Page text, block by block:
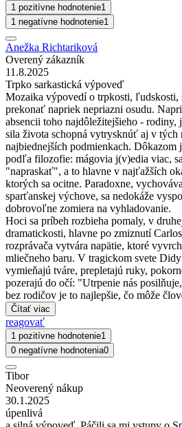
1 pozitívne hodnotenie1
1 negatívne hodnotenie1
Anežka Richtariková
Overený zákazník
11.8.2025
Trpko sarkastická výpoveď
Mozaika výpovedí o trpkosti, ľudskosti,
prekonať napriek nepriazni osudu.
absencii toho najdôležitejšieho - rodiny,
sila života schopná vytrysknúť aj v tých
najbiednejších podmienkach. Dôkazom
podľa filozofie: mágovia j(v)edia viac,
"napraskať", a to hlavne v najťažších
ktorých sa ocitne. Paradoxne,
sparťanskej výchove, sa nedokáže
dobrovoľne zomiera na vyhladovanie.
Hoci sa príbeh rozbieha pomaly, v
dramatickosti, hlavne po zmiznutí
rozprávača vytvára napätie, ktoré
mliečneho baru. V tragickom svete
vymieňajú tváre, prepletajú ruky,
pozerajú do očí: "Utrpenie nás
bez rodičov je to najlepšie, čo môže
Čítať viac
reagovať
1 pozitívne hodnotenie1
0 negatívne hodnotenia0
Tibor
Neoverený nákup
30.1.2025
úpenlivá